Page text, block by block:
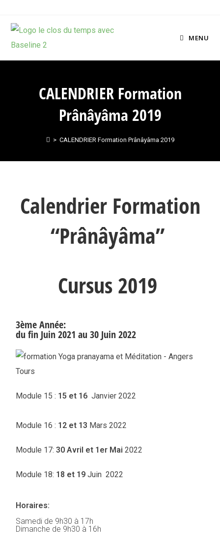
MENU
CALENDRIER Formation
Prânâyâma 2019
> CALENDRIER Formation Prânâyâma 2019
Calendrier Formation
“Prânâyâma”
Cursus 2019
3ème Année:
du fin Juin 2021 au 30 Juin 2022
Module 15 : 15 et 16 Janvier 2022
Module 16 : 12 et 13 Mars 2022
Module 17:30 Avril et 1er Mai2022
Module 18: 18 et 19Juin 2022
Horaires:
Samedi de 9h30 à 17h
Dimanche de 9h30 à 16h